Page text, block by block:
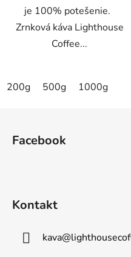
je 100% potešenie.
Zrnková káva Lighthouse
Coffee...
200g 500g 1000g
Facebook
Kontakt
kava@